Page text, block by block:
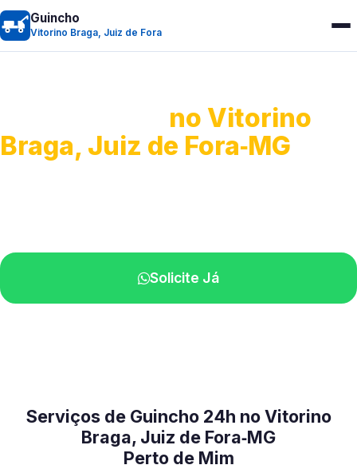
Guincho
Vitorino Braga, Juiz de Fora
no Vitorino
Braga, Juiz de Fora‑MG
Solicite Já
Serviços de Guincho 24h no Vitorino
Braga, Juiz de Fora‑MG
Perto de Mim